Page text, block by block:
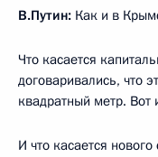
В.Путин: Как и в
Что касается
договаривались, что
квадратный метр. Вот
И что касается